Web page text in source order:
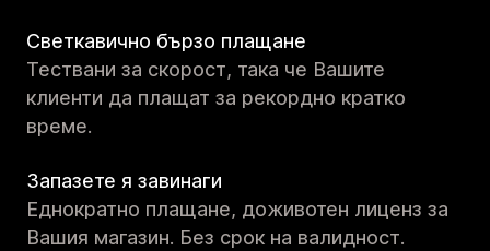
Светкавично бързо плащане
Тествани за скорост, така че Вашите
клиенти да плащат за рекордно кратко
време.
Запазете я завинаги
Еднократно плащане, доживотен лиценз за
Вашия магазин. Без срок на валидност.